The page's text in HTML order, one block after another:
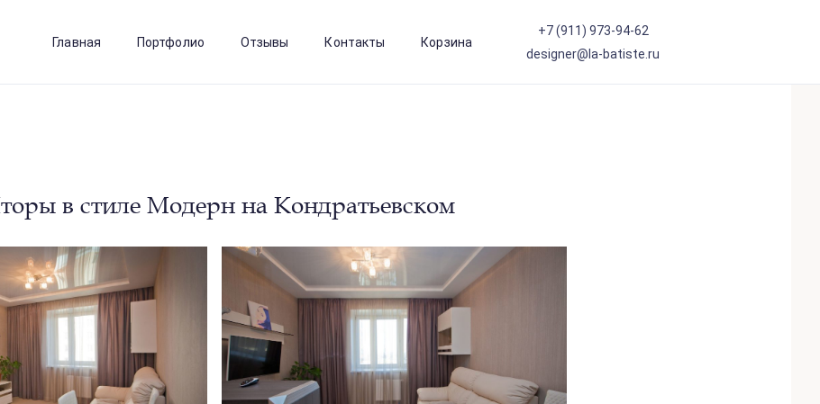
Главная Портфолио Отзывы Контакты Корзина
+7 (911) 973-94-62
designer@la-batiste.ru
в стиле Модерн на Кондратьевском